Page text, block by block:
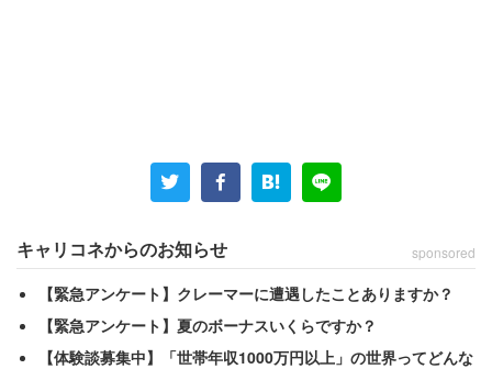
とに」と振り返る。その新人は、
「お客様がお店にいない間に、自身のSNSで『お客さん来
なくてひま～』というメッセージと共にバックルームで自
撮りの動画を投稿。全体公開だったためそれが本部に漏れ
て大問題に発展」
キャリコネからのお知らせ sponsored
【緊急アンケート】クレーマーに遭遇したことありますか？
【緊急アンケート】夏のボーナスいくらですか？
【体験談募集中】「世帯年収1000万円以上」の世界ってどんな